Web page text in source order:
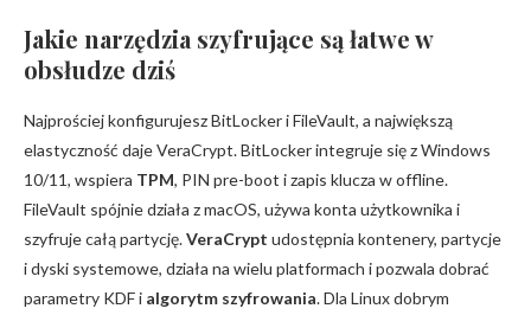
Jakie narzędzia szyfrujące są łatwe w
obsłudze dziś
Najprościej konfigurujesz BitLocker i FileVault, a największą
elastyczność daje VeraCrypt. BitLocker integruje się z Windows
10/11, wspiera TPM, PIN pre-boot i zapis klucza w offline.
FileVault spójnie działa z macOS, używa konta użytkownika i
szyfruje całą partycję.VeraCrypt udostępnia kontenery, partycje
i dyski systemowe, działa na wielu platformach i pozwala dobrać
parametry KDF i algorytm szyfrowania. Dla Linux dobrym